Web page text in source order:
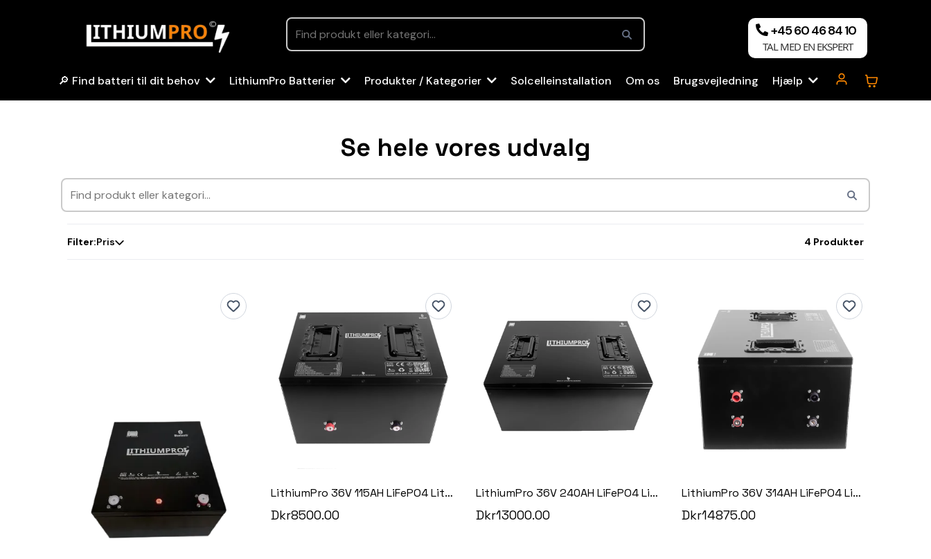
+45 60 46 84 10
TAL MED EN EKSPERT
🔎 Find batteri til dit behov LithiumPro Batterier Produkter / Kategorier Solcelleinstallation Om os Brugsvejledning Hjælp
Se hele vores udvalg
Filter:Pris 4 Produkter
LithiumPro 36V 115AH LiFePO4 Lithium Batteri
Dkr8500.00
LithiumPro 36V 240AH LiFePO4 Lithium Batteri
Dkr13000.00
LithiumPro 36V 314AH LiFePO4 Lithium Batteri (MB31)
Dkr14875.00